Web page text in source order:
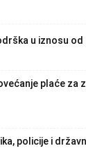
u iznosu od
plaće za
policije i